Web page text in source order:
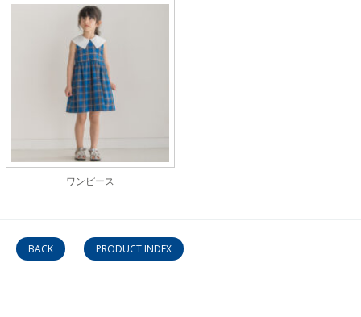
ワンピース
BACK PRODUCT INDEX